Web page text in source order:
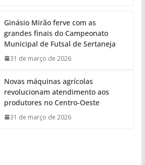
Ginásio Mirão ferve com as
grandes finais do Campeonato
Municipal de Futsal de Sertaneja
31 de março de 2026
Novas máquinas agrícolas
revolucionam atendimento aos
produtores no Centro-Oeste
31 de março de 2026